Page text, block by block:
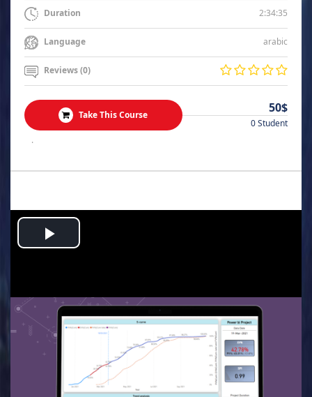
Duration 2:34:35
Language arabic
Reviews (0)
Take This Course 50$
0 Student
.
Play